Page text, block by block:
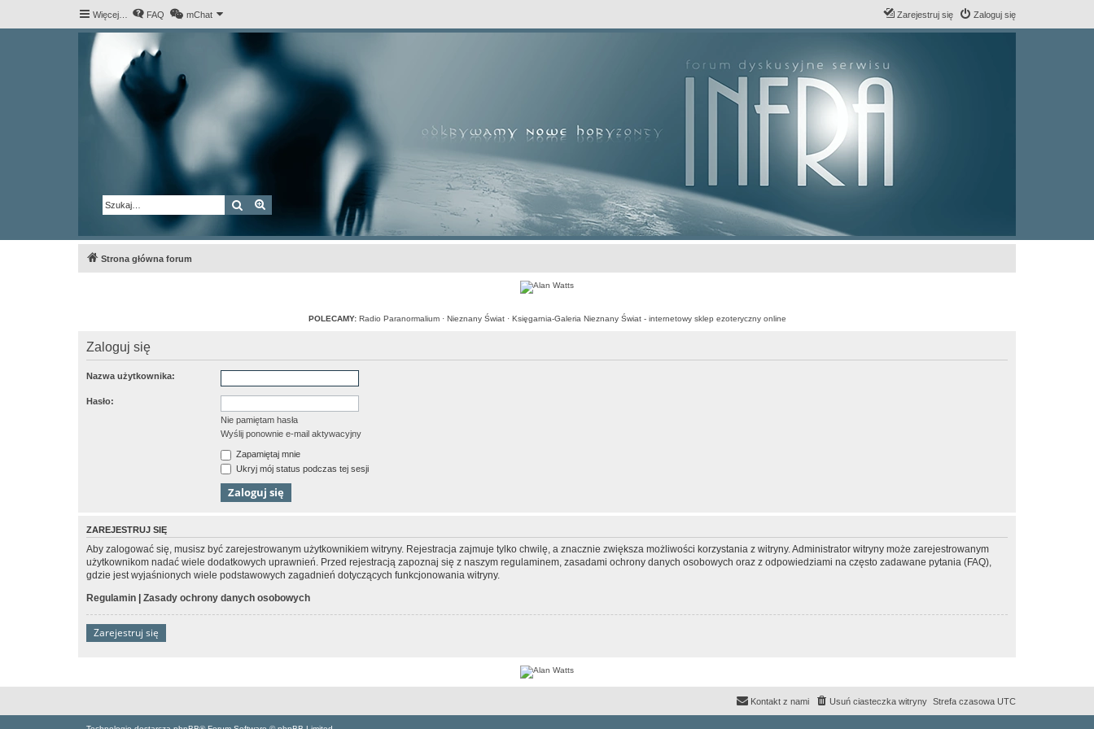
Więcej… FAQ mChat Zaloguj się
Zarejestruj się
Szukaj Wyszukiwanie zaawansowane
Strona główna forum
POLECAMY: Radio Paranormalium· Nieznany Świat· Księgarnia-Galeria Nieznany Świat - internetowy sklep ezoteryczny online
Zaloguj się
Nazwa użytkownika:
Hasło:
Nie pamiętam hasła
Wyślij ponownie e-mail aktywacyjny
Zapamiętaj mnie
Ukryj mój status podczas tej sesji
ZAREJESTRUJ SIĘ
Aby zalogować się, musisz być zarejestrowanym użytkownikiem witryny. Rejestracja zajmuje tylko chwilę, a znacznie zwiększa możliwości korzystania z witryny. Administrator witryny może zarejestrowanym
użytkownikom nadać wiele dodatkowych uprawnień. Przed rejestracją zapoznaj się z naszym regulaminem, zasadami ochrony danych osobowych oraz z odpowiedziami na często zadawane pytania (FAQ),
gdzie jest wyjaśnionych wiele podstawowych zagadnień dotyczących funkcjonowania witryny.
Regulamin | Zasady ochrony danych osobowych
Zarejestruj się
Strefa czasowa UTC
Usuń ciasteczka witryny
Kontakt z nami